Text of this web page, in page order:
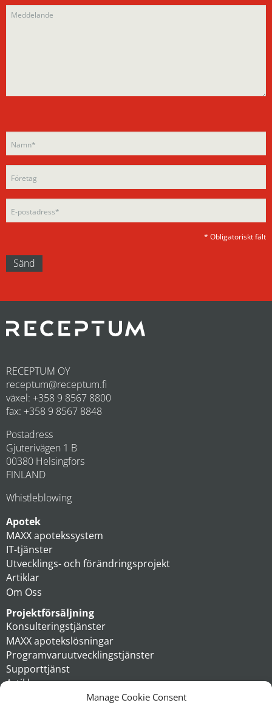
Manage Cookie Consent
leave
this
empty.
Please
leave
field
empty.
* Obligatoriskt fält
RECEPTUM OY
receptum@receptum.fi
växel: +358 9 8567 8800
fax: +358 9 8567 8848
Postadress
Gjuterivägen 1 B
00380 Helsingfors
FINLAND
Whistleblowing
Apotek
MAXX apotekssystem
IT-tjänster
Utvecklings- och förändringsprojekt
Artiklar
Om Oss
Projektförsäljning
Konsulteringstjänster
MAXX apotekslösningar
Programvaruutvecklingstjänster
Supporttjänst
Artiklar